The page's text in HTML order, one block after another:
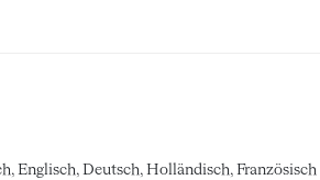
Englisch, Deutsch, Holländisch, Französisch